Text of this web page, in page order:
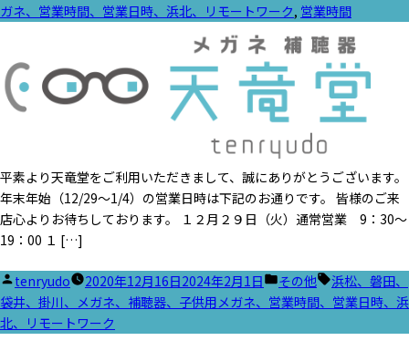
ガネ、営業時間、営業日時、浜北、リモートワーク, 営業時間
平素より天竜堂をご利用いただきまして、誠にありがとうございます。
年末年始（12/29～1/4）の営業日時は下記のお通りです。 皆様のご来
店心よりお待ちしております。 １２月２９日（火）通常営業 9：30～
19：00 １ […]
投
稿
者:
tenryudo 2020年12月16日2024年2月1日
カ
テ
その他
タ
グ:
浜松、磐田、
袋井、掛川、メガネ、補聴器、子供用メガネ、営業時間、営業日時、浜
北、リモートワーク